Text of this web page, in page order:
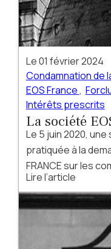
Le01 février 2024
Condamnation de
EOS France,
Intérêts prescrits
La société
condamnée
Le 5 juin 2020,
pratiquée à la
FRANCE sur les
Monsieur X auprès
PAIEMENTS ...
Lire l’article